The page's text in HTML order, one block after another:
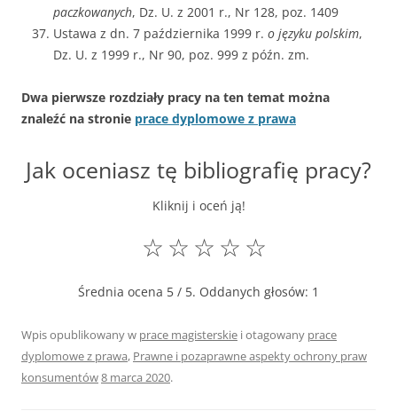
paczkowanych, Dz. U. z 2001 r., Nr 128, poz. 1409
Ustawa z dn. 7 października 1999 r. o języku polskim,
Dz. U. z 1999 r., Nr 90, poz. 999 z późn. zm.
Dwa pierwsze rozdziały pracy na ten temat można
znaleźć na stronie prace dyplomowe z prawa
Jak oceniasz tę bibliografię pracy?
Kliknij i oceń ją!
☆
☆
☆
☆
☆
Średnia ocena 5 / 5. Oddanych głosów: 1
Wpis opublikowany w prace magisterskie i otagowany prace
dyplomowe z prawa, Prawne i pozaprawne aspekty ochrony praw
konsumentów8 marca 2020.